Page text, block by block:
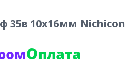
35в 10x16мм Nichicon